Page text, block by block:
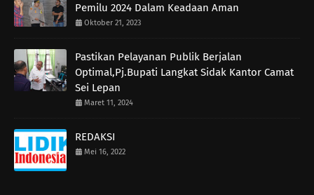
Pemilu 2024 Dalam Keadaan Aman
Oktober 21, 2023
Pastikan Pelayanan Publik Berjalan
Optimal,Pj.Bupati Langkat Sidak Kantor Camat
Sei Lepan
Maret 11, 2024
REDAKSI
Mei 16, 2022